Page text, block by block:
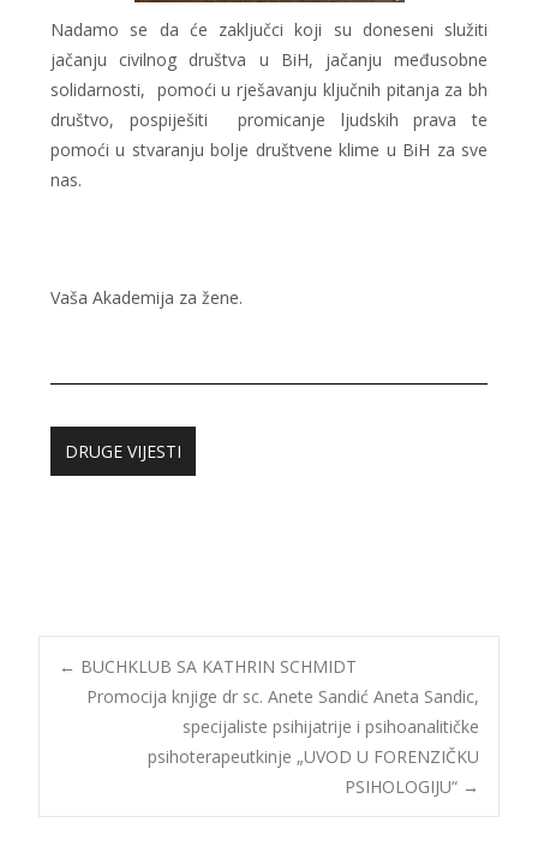
Nadamo se da će zaključci koji su doneseni služiti
jačanju civilnog društva u BiH, jačanju međusobne
solidarnosti, pomoći u rješavanju ključnih pitanja za bh
društvo, pospiješiti promicanje ljudskih prava te
pomoći u stvaranju bolje društvene klime u BiH za sve
nas.
Vaša Akademija za žene.
DRUGE VIJESTI
← BUCHKLUB SA KATHRIN SCHMIDT
Promocija knjige dr sc. Anete Sandić Aneta Sandic,
specijaliste psihijatrije i psihoanalitičke
psihoterapeutkinje „UVOD U FORENZIČKU
PSIHOLOGIJU“ →